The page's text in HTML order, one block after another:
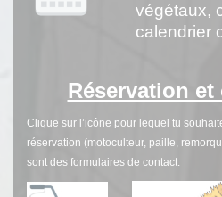
végétaux,
calendrier
Réservation et
Clique sur l’icône pour lequel tu
réservation (motoculteur, paille,
sont des formulaires de contact.